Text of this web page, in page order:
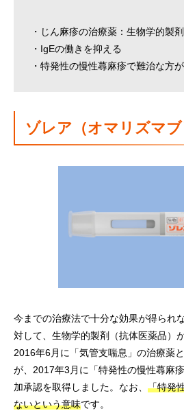
・じん麻疹の治療薬：生物学的製
・IgEの働きを抑える
・特発性の慢性蕁麻疹で難治な方
ゾレア（オマリズマ
今までの治療法で十分な効果が得られ
対して、生物学的製剤（抗体医薬品）
2016年6月に「気管支喘息」の治療薬
が、2017年3月に「特発性の慢性蕁麻
加承認を取得しました。 なお、 「特発
ないという意味です。